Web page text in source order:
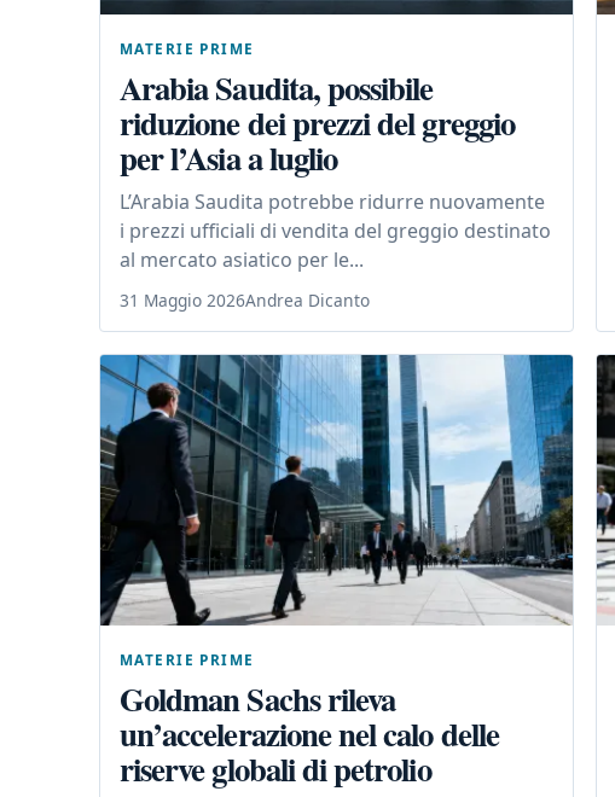
MATERIE PRIME
Arabia Saudita, possibile
riduzione dei prezzi del greggio
per l’Asia a luglio
L’Arabia Saudita potrebbe ridurre nuovamente
i prezzi ufficiali di vendita del greggio destinato
al mercato asiatico per le...
31 Maggio 2026Andrea Dicanto
MATERIE PRIME
Goldman Sachs rileva
un’accelerazione nel calo delle
riserve globali di petrolio